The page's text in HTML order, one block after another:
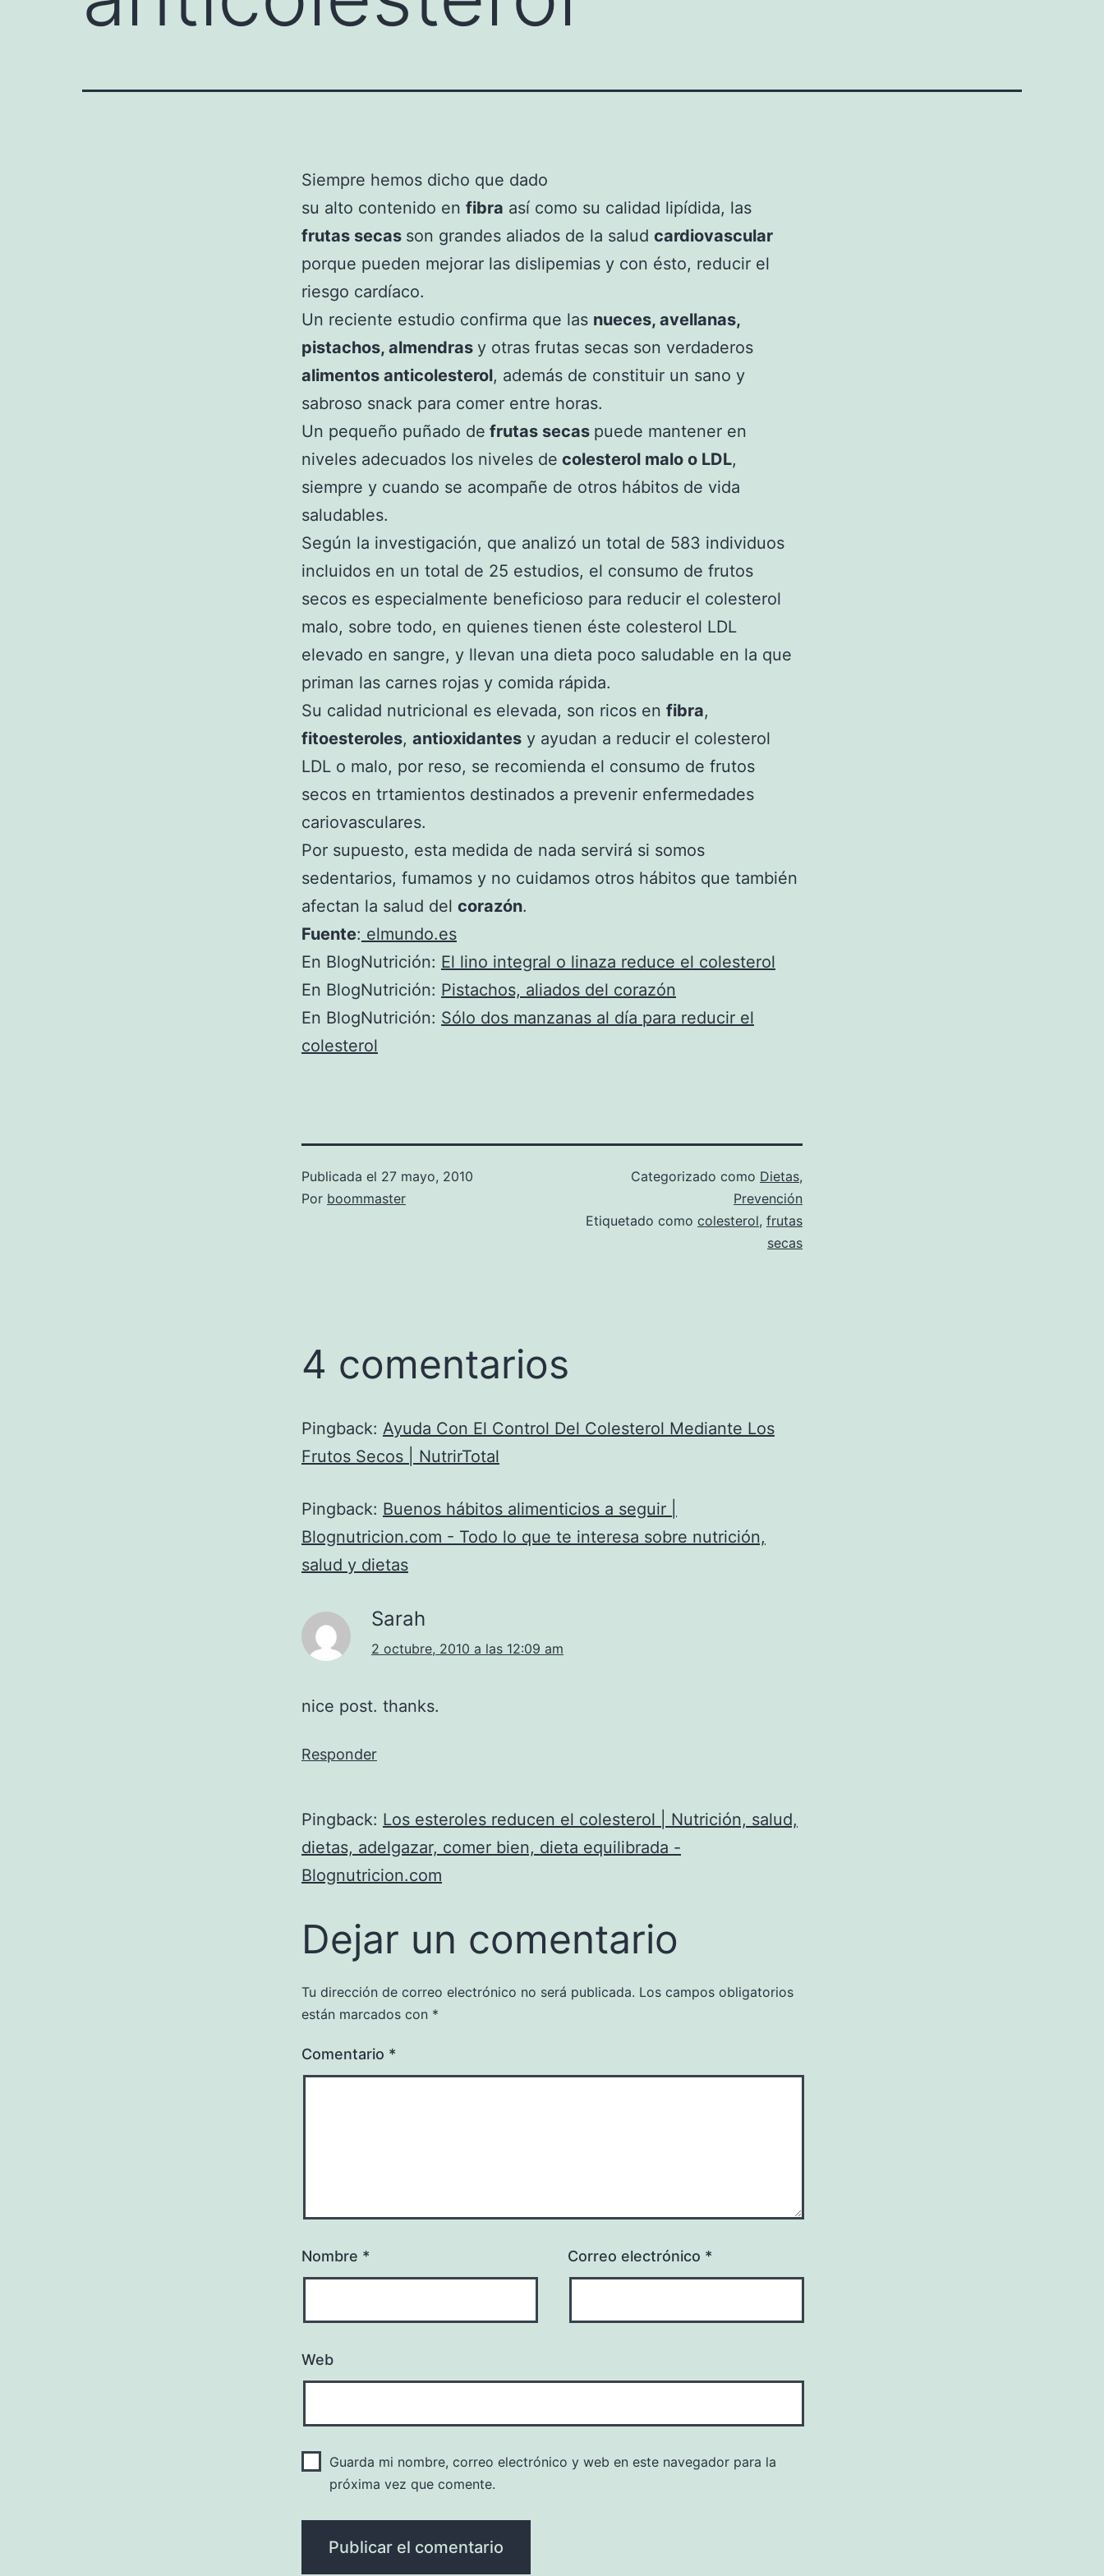
Siempre hemos dicho que dado
su alto contenido en fibra así como su calidad lipídida, las
frutas secas son grandes aliados de la salud cardiovascular
porque pueden mejorar las dislipemias y con ésto, reducir el
riesgo cardíaco.
Un reciente estudio confirma que las nueces, avellanas,
pistachos, almendras y otras frutas secas son verdaderos
alimentos anticolesterol, además de constituir un sano y
sabroso snack para comer entre horas.
Un pequeño puñado de frutas secas puede mantener en
niveles adecuados los niveles de colesterol malo o LDL,
siempre y cuando se acompañe de otros hábitos de vida
saludables.
Según la investigación, que analizó un total de 583 individuos
incluidos en un total de 25 estudios, el consumo de frutos
secos es especialmente beneficioso para reducir el colesterol
malo, sobre todo, en quienes tienen éste colesterol LDL
elevado en sangre, y llevan una dieta poco saludable en la que
priman las carnes rojas y comida rápida.
Su calidad nutricional es elevada, son ricos en fibra,
fitoesteroles, antioxidantes y ayudan a reducir el colesterol
LDL o malo, por reso, se recomienda el consumo de frutos
secos en trtamientos destinados a prevenir enfermedades
cariovasculares.
Por supuesto, esta medida de nada servirá si somos
sedentarios, fumamos y no cuidamos otros hábitos que también
afectan la salud del corazón.
Fuente: elmundo.es
En BlogNutrición: El lino integral o linaza reduce el colesterol
En BlogNutrición: Pistachos, aliados del corazón
En BlogNutrición: Sólo dos manzanas al día para reducir el
colesterol
Publicada el 27 mayo, 2010
Por boommaster
Categorizado como Dietas,
Prevención
Etiquetado como colesterol, frutas
secas
4 comentarios
Pingback: Ayuda Con El Control Del Colesterol Mediante Los
Frutos Secos | NutrirTotal
Pingback: Buenos hábitos alimenticios a seguir |
Blognutricion.com - Todo lo que te interesa sobre nutrición,
salud y dietas
Sarah
2 octubre, 2010 a las 12:09 am
nice post. thanks.
Responder
Pingback: Los esteroles reducen el colesterol | Nutrición, salud,
dietas, adelgazar, comer bien, dieta equilibrada -
Blognutricion.com
Dejar un comentario
Tu dirección de correo electrónico no será publicada. Los campos obligatorios
están marcados con *
Comentario *
Nombre * Correo electrónico *
Web
Guarda mi nombre, correo electrónico y web en este navegador para la
próxima vez que comente.